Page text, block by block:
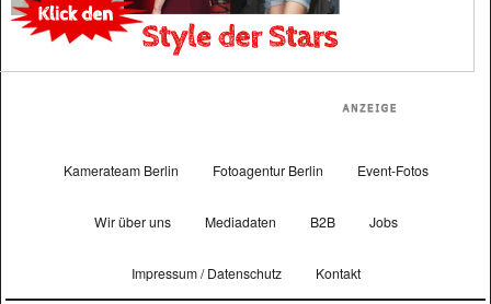
Kamerateam Berlin Fotoagentur Berlin Event-Fotos
Wir über uns Mediadaten B2B Jobs
Impressum / Datenschutz Kontakt